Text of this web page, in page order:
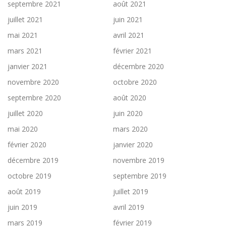
septembre 2021
août 2021
juillet 2021
juin 2021
mai 2021
avril 2021
mars 2021
février 2021
janvier 2021
décembre 2020
novembre 2020
octobre 2020
septembre 2020
août 2020
juillet 2020
juin 2020
mai 2020
mars 2020
février 2020
janvier 2020
décembre 2019
novembre 2019
octobre 2019
septembre 2019
août 2019
juillet 2019
juin 2019
avril 2019
mars 2019
février 2019